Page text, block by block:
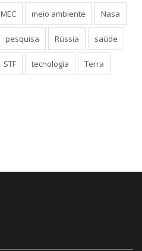
MEC meio ambiente Nasa
pesquisa Rússia saúde
STF tecnologia Terra